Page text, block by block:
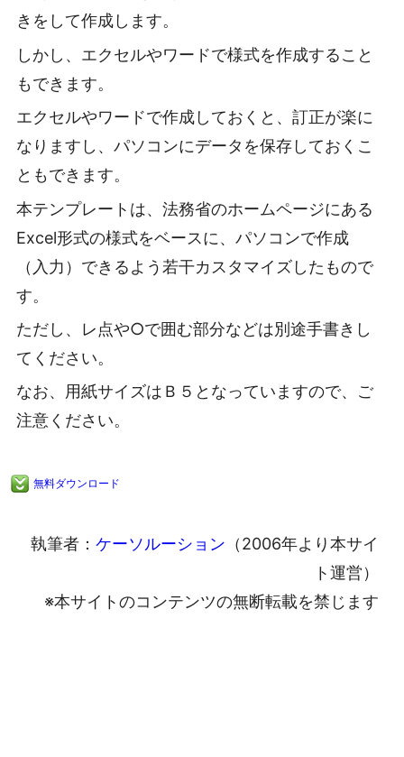
きをして作成します。
しかし、エクセルやワードで様式を作成すること
もできます。
エクセルやワードで作成しておくと、訂正が楽に
なりますし、パソコンにデータを保存しておくこ
ともできます。
本テンプレートは、法務省のホームページにある
Excel形式の様式をベースに、パソコンで作成
（入力）できるよう若干カスタマイズしたもので
す。
ただし、レ点や○で囲む部分などは別途手書きし
てください。
なお、用紙サイズはＢ５となっていますので、ご
注意ください。
無料ダウンロード
執筆者： ケーソルーション （2006年より本サイ
ト運営）
※本サイトのコンテンツの無断転載を禁じます